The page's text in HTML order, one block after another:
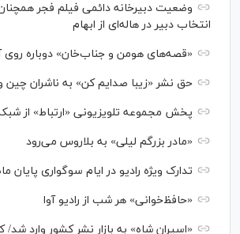
وضعیت دبیرخانه دائمی فیلم فجر
انتخاب دبیر در هاله‌ای از ابهام
«قصه‌های هومن و جناب‌خان» دوباره روی
حق نشر «زیبا صدایم کن» به ناشران چین
پخش مجموعه تلویزیونی «ارتباط» از
«مادر بزرگم لیلی» به بلاروس می‌رود
تدارک ویژه رادیو در ایام سوگواری پایان
«حافظ‌خوانی» هر شب از رادیو آوا
«اسیران شاه» به بازار نشر کشور وارد شد/